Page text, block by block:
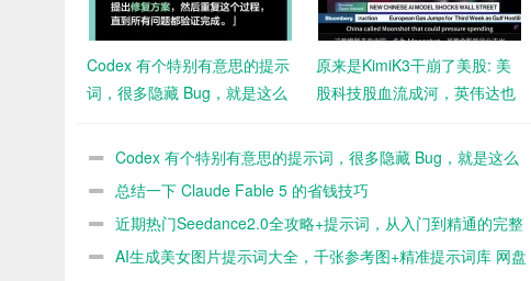
Codex 有个特别有意思的提示
词，很多隐藏 Bug，就是这么
原来是KimiK3干崩了美股: 美
股科技股血流成河，英伟达也
Codex 有个特别有意思的提示词，很多隐藏 Bug，就是这么
被挖出来的
总结一下 Claude Fable 5 的省钱技巧
近期热门Seedance2.0全攻略+提示词，从入门到精通的完整
体系 夸克网盘
AI生成美女图片提示词大全，千张参考图+精准提示词库 网盘